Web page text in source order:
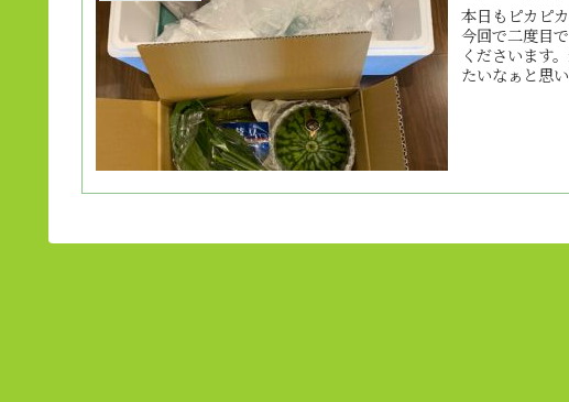
本日もピカピ
今回で二度目
くださいます
たいなぁと思